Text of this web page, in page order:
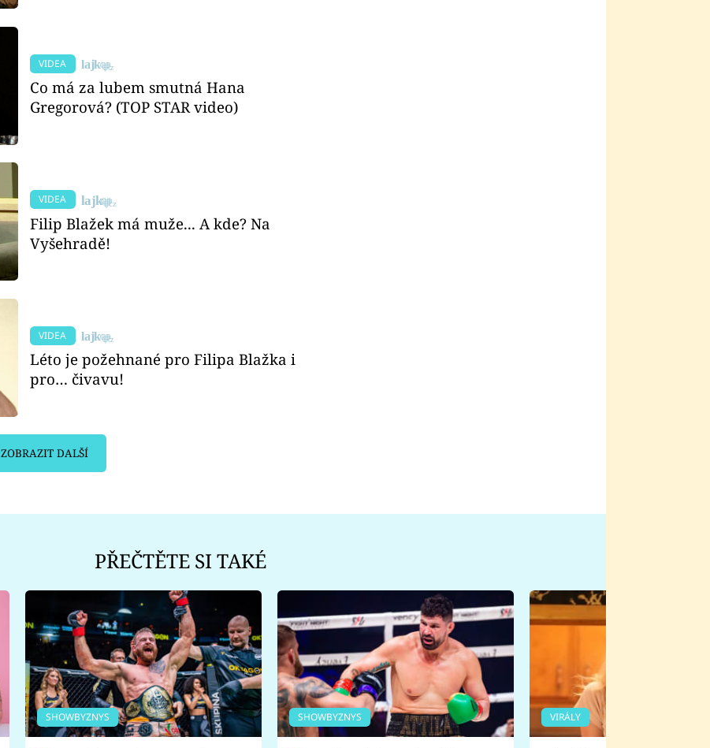
VIDEA
Co má za lubem smutná Hana
Gregorová? (TOP STAR video)
VIDEA
Filip Blažek má muže... A kde? Na
Vyšehradě!
VIDEA
Léto je požehnané pro Filipa Blažka i
pro… čivavu!
ZOBRAZIT DALŠÍ
PŘEČTĚTE SI TAKÉ
SHOWBYZNYS SHOWBYZNYS VIRÁLY